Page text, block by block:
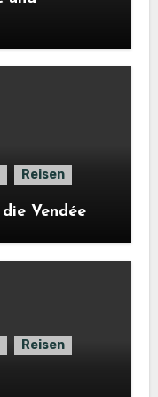
Reisen
Vendée
Reisen